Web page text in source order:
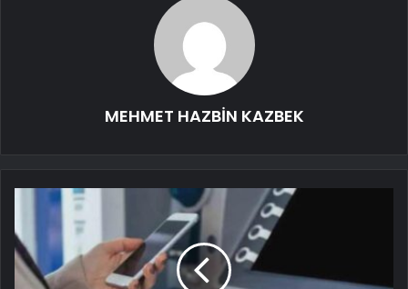
MEHMET HAZBİN KAZBEK